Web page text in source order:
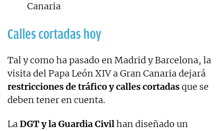
Canaria
Calles cortadas hoy
Tal y como ha pasado en Madrid y Barcelona, la
visita del Papa León XIV a Gran Canaria dejará
restricciones de tráfico y calles cortadasque se
deben tener en cuenta.
LaDGT y la Guardia Civilhan diseñado un